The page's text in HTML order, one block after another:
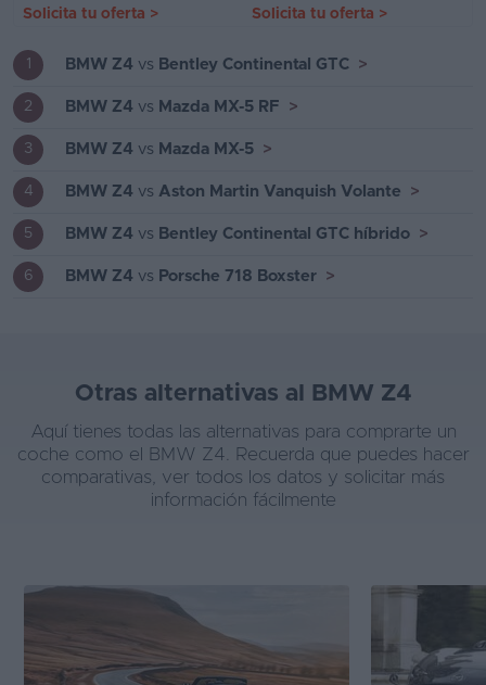
Solicita tu oferta > Solicita tu oferta >
1 BMW Z4 vs Bentley Continental GTC >
2 BMW Z4 vs Mazda MX-5 RF >
3 BMW Z4 vs Mazda MX-5 >
4 BMW Z4 vs Aston Martin Vanquish Volante >
5 BMW Z4 vs Bentley Continental GTC híbrido >
6 BMW Z4 vs Porsche 718 Boxster >
Otras alternativas al BMW Z4
Aquí tienes todas las alternativas para comprarte un
coche como el BMW Z4. Recuerda que puedes hacer
comparativas, ver todos los datos y solicitar más
información fácilmente